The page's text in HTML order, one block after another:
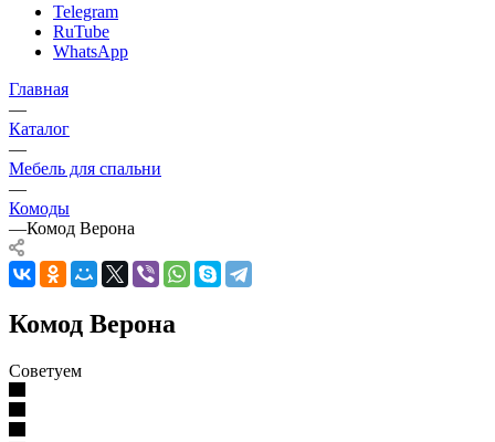
Telegram
RuTube
WhatsApp
Главная
—
Каталог
—
Мебель для спальни
—
Комоды
—Комод Верона
Комод Верона
Советуем